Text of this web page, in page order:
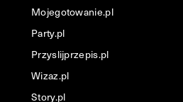
Mojegotowanie.pl
Party.pl
Przyslijprzepis.pl
Wizaz.pl
Story.pl